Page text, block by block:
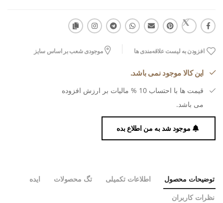
افزودن به لیست علاقه‌مندی ها موجودی شعب بر اساس سایز
این کالا موجود نمی باشد.
قیمت ها با احتساب 10 % مالیات بر ارزش افزوده
می باشد.
موجود شد به من اطلاع بده
توضیحات محصول اطلاعات تکمیلی تگ محصولات ایده
نظرات کاربران